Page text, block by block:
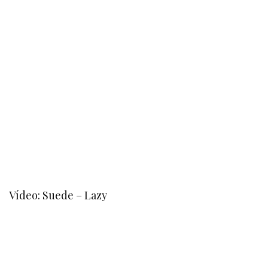
Vídeo: Suede – Lazy